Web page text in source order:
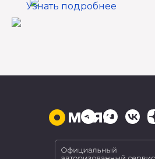
Узнать подробнее